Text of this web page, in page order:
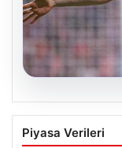
Sörloth
ve Beşiktaş
Piyasa Verileri